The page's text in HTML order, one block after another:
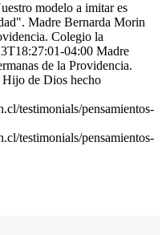
modelo a imitar es
Madre Bernarda Morin
Colegio la
04:00 Madre
de la Providencia.
Hijo de Dios hecho
testimonials/pensamientos-
testimonials/pensamientos-